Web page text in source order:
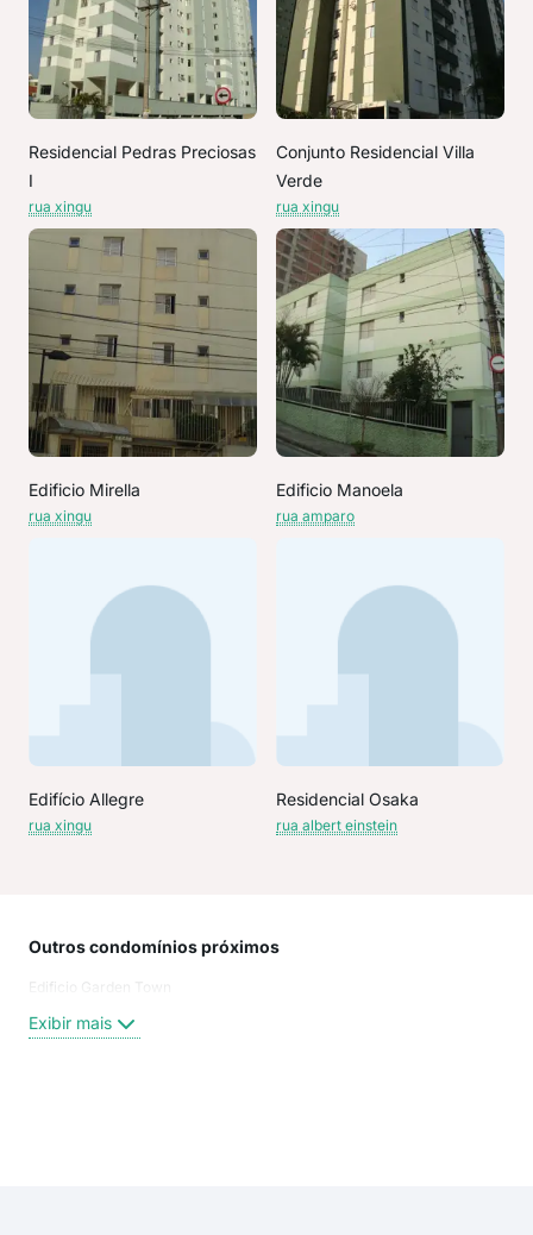
Residencial Pedras Preciosas
I
rua xingu
Conjunto Residencial Villa
Verde
rua xingu
Edificio Mirella
rua xingu
Edificio Manoela
rua amparo
Edifício Allegre
rua xingu
Residencial Osaka
rua albert einstein
Outros condomínios próximos
Edificio Garden Town
Exibir mais